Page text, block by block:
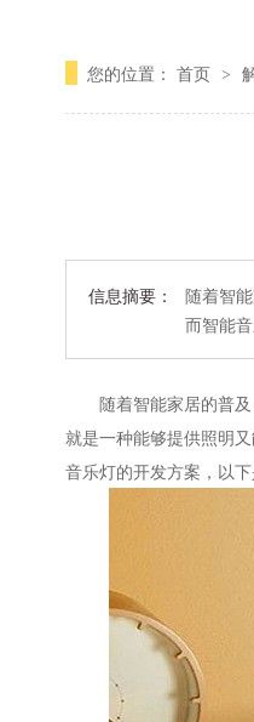
您的位置：首页 >
信息摘要：
随着智
而智能
随着智能家居的普及
就是一种能够提供照明
音乐灯的开发方案，以下